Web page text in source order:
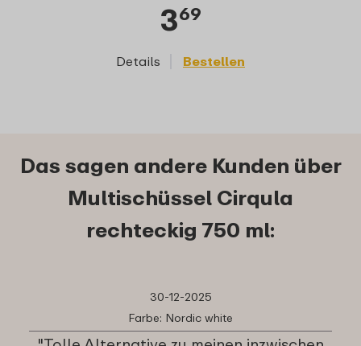
369
Details Bestellen
Das sagen andere Kunden über
Multischüssel Cirqula
rechteckig 750 ml:
30-12-2025
Farbe: Nordic white